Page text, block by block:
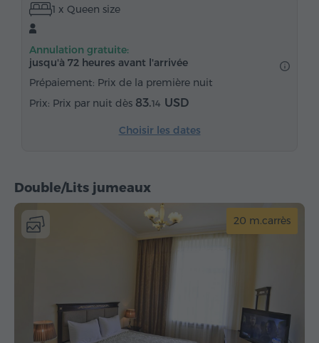
Sèche-cheveux
Bureau
Réveil Service de réveil
Fer à repasser avec planche (sur demande)
1 x Queen size
Annulation gratuite:
jusqu'à 72 heures avant l'arrivée
Prépaiement: Prix de la première nuit
Prix par nuit dès 83.14 USD
Choisir les dates
Double/Lits jumeaux
20 m.carrès